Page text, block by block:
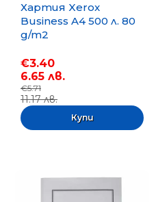
Хартия Xerox
Business A4 500 л. 80
g/m2
€3.40
6.65 лв.
€5.71
11.17 лв.